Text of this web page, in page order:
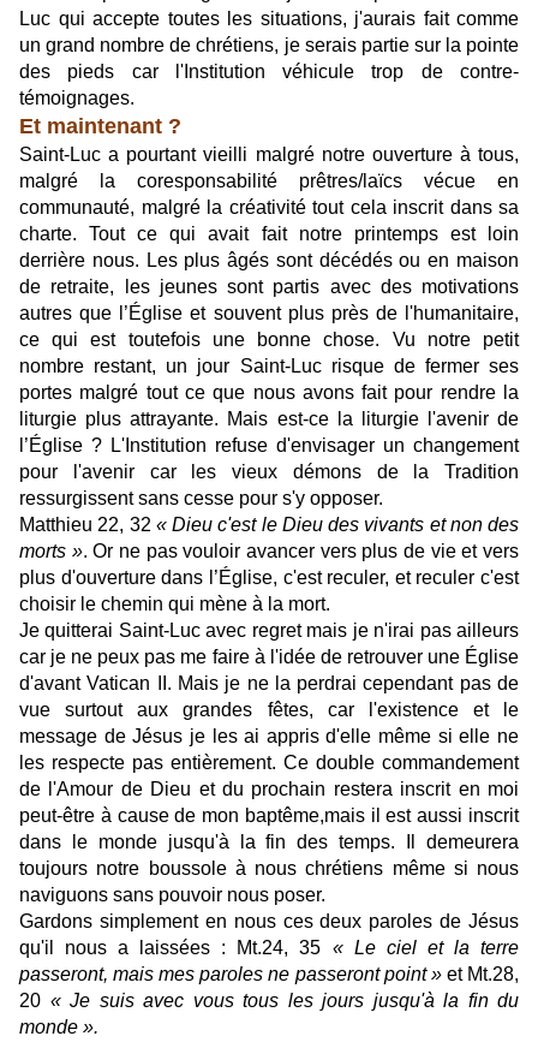
Luc qui accepte toutes les situations, j'aurais fait comme
un grand nombre de chrétiens, je serais partie sur la pointe
des pieds car l'Institution véhicule trop de contre-
témoignages.
Et maintenant ?
Saint-Luc a pourtant vieilli malgré notre ouverture à tous,
malgré la coresponsabilité prêtres/laïcs vécue en
communauté, malgré la créativité tout cela inscrit dans sa
charte. Tout ce qui avait fait notre printemps est loin
derrière nous. Les plus âgés sont décédés ou en maison
de retraite, les jeunes sont partis avec des motivations
autres que l’Église et souvent plus près de l'humanitaire,
ce qui est toutefois une bonne chose. Vu notre petit
nombre restant, un jour Saint-Luc risque de fermer ses
portes malgré tout ce que nous avons fait pour rendre la
liturgie plus attrayante. Mais est-ce la liturgie l'avenir de
l’Église ? L'Institution refuse d'envisager un changement
pour l'avenir car les vieux démons de la Tradition
ressurgissent sans cesse pour s'y opposer.
Matthieu 22, 32 « Dieu c'est le Dieu des vivants et non des
morts ». Or ne pas vouloir avancer vers plus de vie et vers
plus d'ouverture dans l’Église, c'est reculer, et reculer c'est
choisir le chemin qui mène à la mort.
Je quitterai Saint-Luc avec regret mais je n'irai pas ailleurs
car je ne peux pas me faire à l'idée de retrouver une Église
d'avant Vatican II. Mais je ne la perdrai cependant pas de
vue surtout aux grandes fêtes, car l'existence et le
message de Jésus je les ai appris d'elle même si elle ne
les respecte pas entièrement. Ce double commandement
de l'Amour de Dieu et du prochain restera inscrit en moi
peut-être à cause de mon baptême,mais il est aussi inscrit
dans le monde jusqu'à la fin des temps. Il demeurera
toujours notre boussole à nous chrétiens même si nous
naviguons sans pouvoir nous poser.
Gardons simplement en nous ces deux paroles de Jésus
qu'il nous a laissées : Mt.24, 35 « Le ciel et la terre
passeront, mais mes paroles ne passeront point »et Mt.28,
20 « Je suis avec vous tous les jours jusqu'à la fin du
monde ».